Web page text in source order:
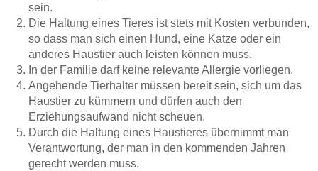
ÖFFNUNGSZEITEN HINZUFÜGEN
Mittwoch
—
sein.
Die Haltung eines Tieres ist stets mit Kosten verbunden,
so dass man sich einen Hund, eine Katze oder ein
anderes Haustier auch leisten können muss.
In der Familie darf keine relevante Allergie vorliegen.
Angehende Tierhalter müssen bereit sein, sich um das
Haustier zu kümmern und dürfen auch den
Erziehungsaufwand nicht scheuen.
Durch die Haltung eines Haustieres übernimmt man
Verantwortung, der man in den kommenden Jahren
gerecht werden muss.